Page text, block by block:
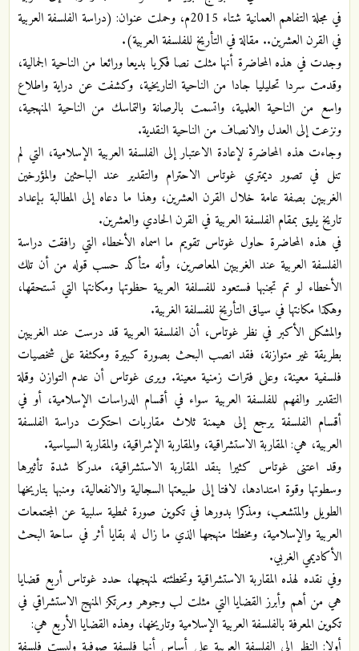
في مجلة التفاهم العمانية شتاء 2015م، وحملت عنوان: (دراسة الفلسفة العربية
في القرن العشرين.. مقالة في التأريخ للفلسفة العربية).
وجدت في هذه المحاضرة أنها مثلت نصا فكريا بديعا ورائعا من الناحية الجمالية،
وقدمت سردا تحليليا جادا من الناحية التاريخية، وكشفت عن دراية واطلاع
واسع من الناحية العلمية، واتسمت بالرصانة والتماسك من الناحية المنهجية،
ونزعت إلى العدل والانصاف من الناحية النقدية.
وجاءت هذه المحاضرة لإعادة الاعتبار إلى الفلسفة العربية الإسلامية، التي لم
تنل في تصور ديمتري غوتاس الاحترام والتقدير عند الباحثين والمؤرخين
الغربيين بصفة عامة خلال القرن العشرين، وهذا ما دعاه إلى المطالبة بإعداد
تاريخ يليق بمقام الفلسفة العربية في القرن الحادي والعشرين.
في هذه المحاضرة حاول غوتاس تقويم ما اسماه الأخطاء التي رافقت دراسة
الفلسفة العربية عند الغربيين المعاصرين، وأنه متأكد حسب قوله من أن تلك
الأخطاء لو تم تجنبها فستعود للفسلفة العربية حظوتها ومكانتها التي تستحقها،
وهكذا مكانتها في سياق التأريخ للفسلفة الغربية.
والمشكل الأكبر في نظر غوتاس، أن الفلسفة العربية قد درست عند الغربيين
بطريقة غير متوازنة، فقد انصب البحث بصورة كبيرة ومكثفة على شخصيات
فلسفية معينة، وعلى فترات زمنية معينة. ويرى غوتاس أن عدم التوازن وقلة
التقدير والفهم للفلسفة العربية سواء في أقسام الدراسات الإسلامية، أو في
أقسام الفلسفة يرجع إلى هيمنة ثلاث مقاربات احتكرت دراسة الفلسفة
العربية، هي: المقاربة الاستشراقية، والمقاربة الإشراقية، والمقاربة السياسية.
وقد اعتنى غوتاس كثيرا بنقد المقاربة الاستشراقية، مدركا شدة تأثيرها
وسطوتها وقوة امتدادها، لافتا إلى طبيعتها السجالية والانفعالية، ومنبها بتاريخها
الطويل والمتشعب، ومذكرا بدورها في تكوين صورة نمطية سلبية عن المجتمعات
العربية والإسلامية، ومخطئا منهجها الذي ما زال له بقايا أثر في ساحة البحث
الأكاديمي الغربي.
وفي نقده لهذه المقاربة الاستشراقية وتخطئته لمنهجها، حدد غوتاس أربع قضايا
هي من أهم وأبرز القضايا التي مثلت لب وجوهر ومرتكز المنهج الاستشراقي في
تكوين المعرفة بالفلسفة العربية الإسلامية وتاريخها، وهذه القضايا الأربع هي: